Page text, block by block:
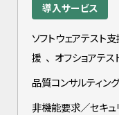
導入サービス
ソフトウェアテスト
援 、 オフショアテス
品質コンサルティング
非機能要求／セキュ